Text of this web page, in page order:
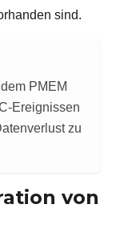
sind.
PMEM
Ereignissen
zu
von